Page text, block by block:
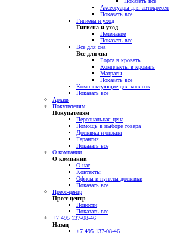
Аксессуары для автокресел
Показать все
Гигиена и уход
Гигиена и уход
Пеленание
Показать все
Все для сна
Все для сна
Борта в кровать
Комплекты в кровать
Матрасы
Показать все
Комплектующие для колясок
Показать все
Архив
Покупателям
Покупателям
Персональная цена
Помощь в выборе товара
Доставка и оплата
Гарантия
Показать все
О компании
О компании
О нас
Контакты
Офисы и пункты доставки
Показать все
Пресс-центр
Пресс-центр
Новости
Показать все
+7 495 137-08-46
Назад
+7 495 137-08-46